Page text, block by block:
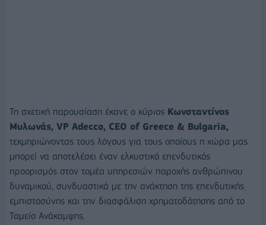
Τη σχετική παρουσίαση έκανε ο κύριος Κωνσταντίνος
Μυλωνάς, VP Adecco, CEO of Greece & Bulgaria,
τεκμηριώνοντας τους λόγους για τους οποίους η χώρα μας
μπορεί να αποτελέσει έναν ελκυστικό επενδυτικός
προορισμός στον τομέα υπηρεσιών παροχής ανθρώπινου
δυναμικού, συνδυαστικά με την ανάκτηση της επενδυτικής
εμπιστοσύνης και την διασφάλιση χρηματοδότησης από το
Ταμείο Ανάκαμψης.